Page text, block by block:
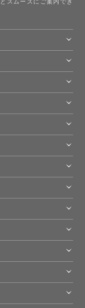
スムーズにご案内でき